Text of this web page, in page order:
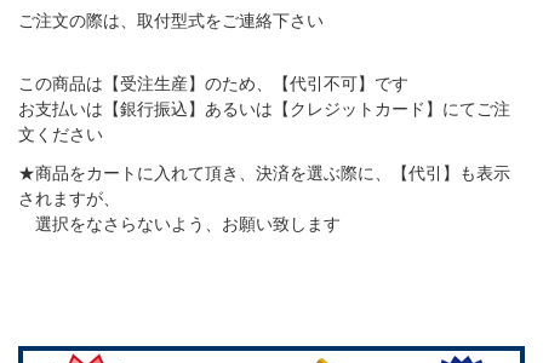
ご注文の際は、取付型式をご連絡下さい
この商品は【受注生産】のため、【代引不可】です
お支払いは【銀行振込】あるいは【クレジットカード】にてご注
文ください
★商品をカートに入れて頂き、決済を選ぶ際に、【代引】も表示
されますが、
選択をなさらないよう、お願い致します